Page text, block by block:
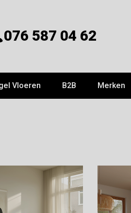
076 587 04 62
Vloeren B2B Merken